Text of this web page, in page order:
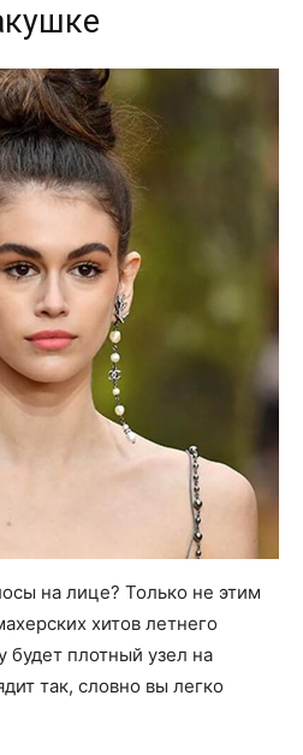
на лице? Только не этим
хитов летнего
плотный узел на
так, словно вы легко